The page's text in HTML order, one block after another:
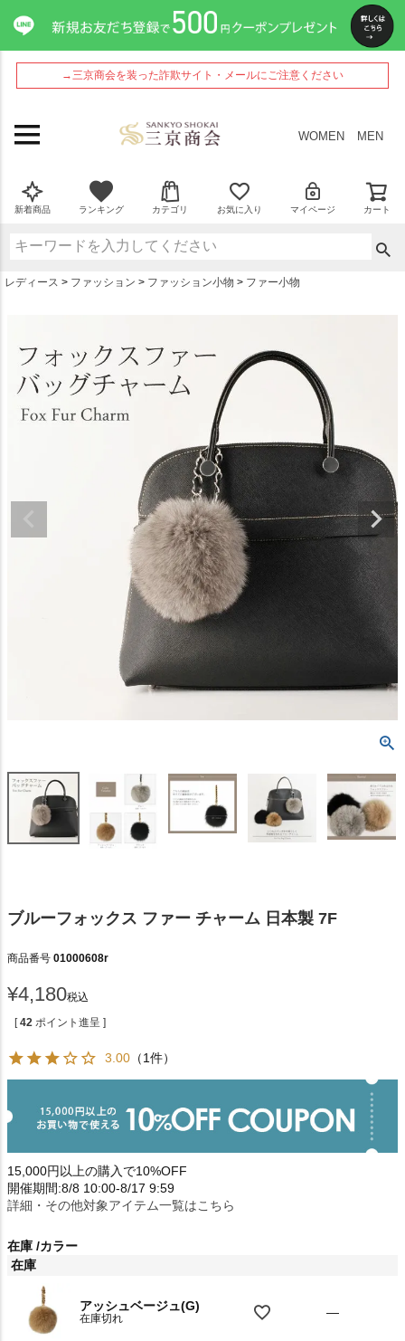
→三京商会を装った詐欺サイト・メールにご注意ください
WOMEN MEN
新着商品 ランキング カテゴリ お気に入り マイページ カート
レディース ファッション ファッション小物 ファー小物
ブルーフォックス ファー チャーム 日本製 7F
商品番号 01000608r
¥4,180税込
[ 42 ポイント進呈 ]
3.00 （1件）
15,000円以上の購入で10%OFF
開催期間:8/8 10:00-8/17 9:59
詳細・その他対象アイテム一覧はこちら
在庫 カラー
在庫
アッシュベージュ(G)
在庫切れ —
ペー
ジト
ップ
へ